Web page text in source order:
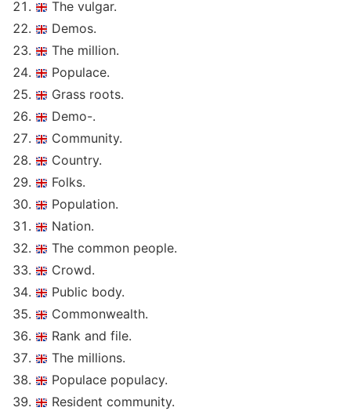
The vulgar.
Demos.
The million.
Populace.
Grass roots.
Demo-.
Community.
Country.
Folks.
Population.
Nation.
The common people.
Crowd.
Public body.
Commonwealth.
Rank and file.
The millions.
Populace populacy.
Resident community.